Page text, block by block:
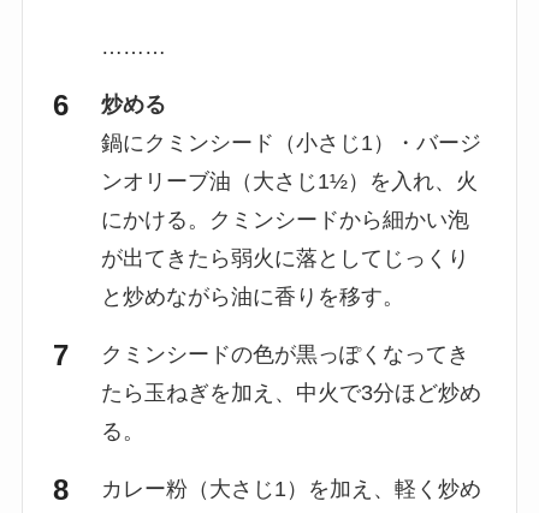
………
炒める
鍋にクミンシード（小さじ1）・バージ
ンオリーブ油（大さじ1½）を入れ、火
にかける。クミンシードから細かい泡
が出てきたら弱火に落としてじっくり
と炒めながら油に香りを移す。
クミンシードの色が黒っぽくなってき
たら玉ねぎを加え、中火で3分ほど炒め
る。
カレー粉（大さじ1）を加え、軽く炒め